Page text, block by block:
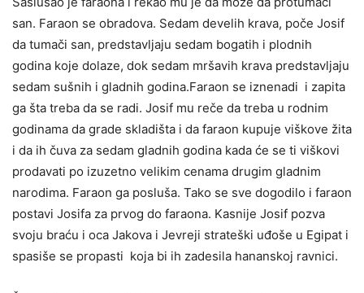
san. Faraon se obradova. Sedam develih krava, poče Josif
da tumači san, predstavljaju sedam bogatih i plodnih
godina koje dolaze, dok sedam mršavih krava predstavljaju
sedam sušnih i gladnih godina.Faraon se iznenadi i zapita
ga šta treba da se radi. Josif mu reče da treba u rodnim
godinama da grade skladišta i da faraon kupuje viškove žita
i da ih čuva za sedam gladnih godina kada će se ti viškovi
prodavati po izuzetno velikim cenama drugim gladnim
narodima. Faraon ga posluša. Tako se sve dogodilo i faraon
postavi Josifa za prvog do faraona. Kasnije Josif pozva
svoju braću i oca Jakova i Jevreji strateški uđoše u Egipat i
spasiše se propasti koja bi ih zadesila hananskoj ravnici.